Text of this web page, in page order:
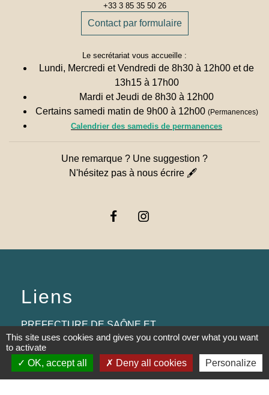
+33 3 85 35 50 26
Contact par formulaire
Le secrétariat vous accueille :
Lundi, Mercredi et Vendredi de 8h30 à 12h00 et de
13h15 à 17h00
Mardi et Jeudi de 8h30 à 12h00
Certains samedi matin de 9h00 à 12h00 (Permanences)
Calendrier des samedis de permanences
Une remarque ? Une suggestion ?
N'hésitez pas à nous écrire 🖋
Liens
PREFECTURE DE SAÔNE ET
LOIRE
RÉGION BOURGOGNE-
FRANCHE-COMTE
This site uses cookies and gives you control over what you want
to activate
OK, accept all
Deny all cookies Personalize